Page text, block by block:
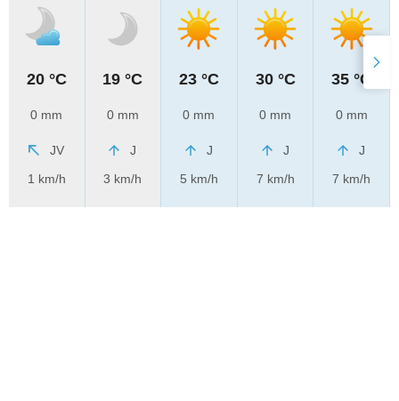
20 °C
0 mm
JV
1 km/h
19 °C
0 mm
J
3 km/h
23 °C
0 mm
J
5 km/h
30 °C
0 mm
J
7 km/h
35 °C
0 mm
J
7 km/h